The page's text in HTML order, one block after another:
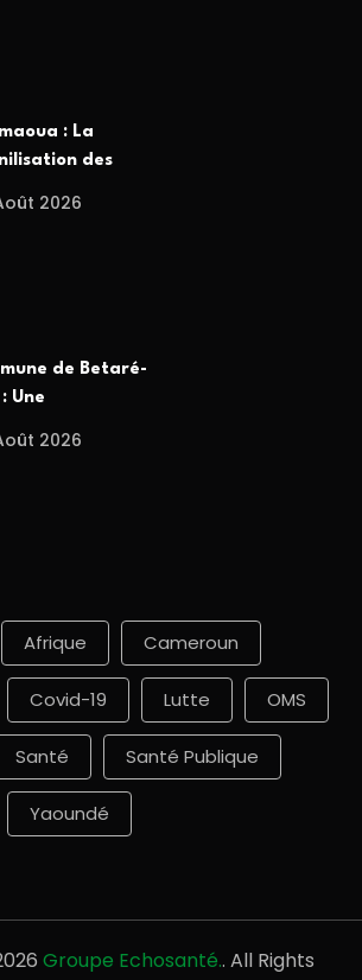
: La
des
2026
de Betaré-
Une
2026
Afrique Cameroun
Covid-19 Lutte OMS
Santé Santé Publique
Yaoundé
Groupe Echosanté.. All Rights